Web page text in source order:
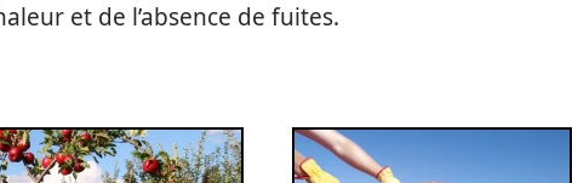
et de l’absence de fuites.